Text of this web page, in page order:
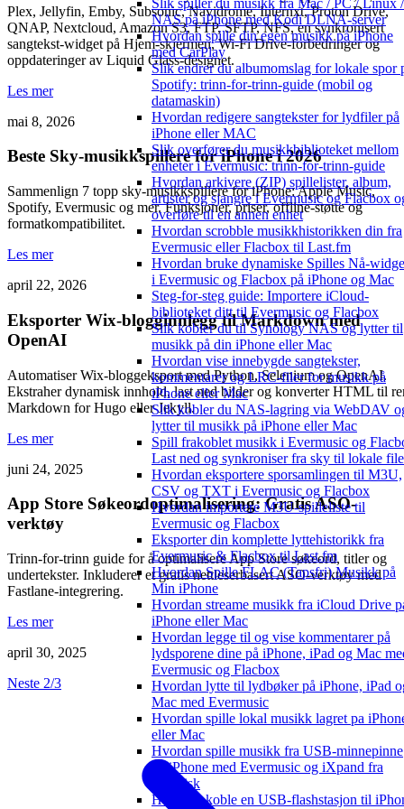
Slik spiller du musikk fra Mac / PC / Linux /
NAS på iPhone med Kodi DLNA-server
Hvordan spille din egen musikk på iPhone
med CarPlay
Slik endrer du albumomslag for lokale spor
Spotify: trinn-for-trinn-guide (mobil og
datamaskin)
Hvordan redigere sangtekster for lydfiler på
iPhone eller MAC
Slik overfører du musikkbiblioteket mellom
enheter i Evermusic: trinn-for-trinn-guide
Hvordan arkivere (ZIP) spillelister, album,
artister og sjangre i Evermusic og Flacbox
overføre til en annen enhet
Hvordan scrobble musikkhistorikken din fra
Evermusic eller Flacbox til Last.fm
Hvordan bruke dynamiske Spilles Nå-
i Evermusic og Flacbox på iPhone og Mac
Steg-for-steg guide: Importere iCloud-
biblioteket ditt til Evermusic og Flacbox
Slik kobler du til Synology NAS og lytter til
musikk på din iPhone eller Mac
Hvordan vise innebygde sangtekster,
kommentarer og LRC-filer for musikk på
iPhone eller Mac
Slik kobler du NAS-lagring via WebDAV
lytter til musikk på iPhone eller Mac
Spill frakoblet musikk i Evermusic og
Last ned og synkroniser fra sky til lokale
Hvordan eksportere sporsamlingen til M3U,
CSV og TXT i Evermusic og Flacbox
Hvordan importere M3U-spilleliste til
Evermusic og Flacbox
Eksporter din komplette lyttehistorikk fra
Evermusic & Flacbox til Last.fm
Hvordan Spille FLAC (Tapsfri) Musikk på
Min iPhone
Hvordan streame musikk fra iCloud Drive
iPhone eller Mac
Hvordan legge til og vise kommentarer på
lydsporene dine på iPhone, iPad og Mac
Evermusic og Flacbox
Hvordan lytte til lydbøker på iPhone, iPad
Mac med Evermusic
Hvordan spille lokal musikk lagret pa
eller Mac
Hvordan spille musikk fra USB-minnepinne
på iPhone med Evermusic og iXpand fra
SanDisk
Hvordan koble en USB-flashstasjon til
Plex, Jellyfin, Emby, Subsonic, Navidrome, Internxt, Proton Drive,
QNAP, Nextcloud, Amazon S3, FTP, SFTP, NFS, en synkronisert
sangtekst-widget på Hjem-skjermen, Wi-Fi Drive-forbedringer og
oppdateringer av Liquid Glass-designet.
Les mer
mai 8, 2026
Beste Sky-musikkspillere for iPhone i 2026
Sammenlign 7 topp sky-musikkspillere for iPhone: Apple Music,
Spotify, Evermusic og mer. Funksjoner, priser, offline-støtte og
formatkompatibilitet.
Les mer
april 22, 2026
Eksporter Wix-blogginnlegg til Markdown med
OpenAI
Automatiser Wix-bloggeksport med Python, Selenium og OpenAI.
Ekstraher dynamisk innhold, last ned bilder og konverter HTML til
Markdown for Hugo eller Jekyll.
Les mer
juni 24, 2025
App Store Søkeordoptimalisering: Gratis ASO-
verktøy
Trinn-for-trinn guide for å optimalisere App Store søkeord, titler og
undertekster. Inkluderer et gratis nettleserbasert ASO-verktøy med
Fastlane-integrering.
Les mer
april 30, 2025
Neste 2/3